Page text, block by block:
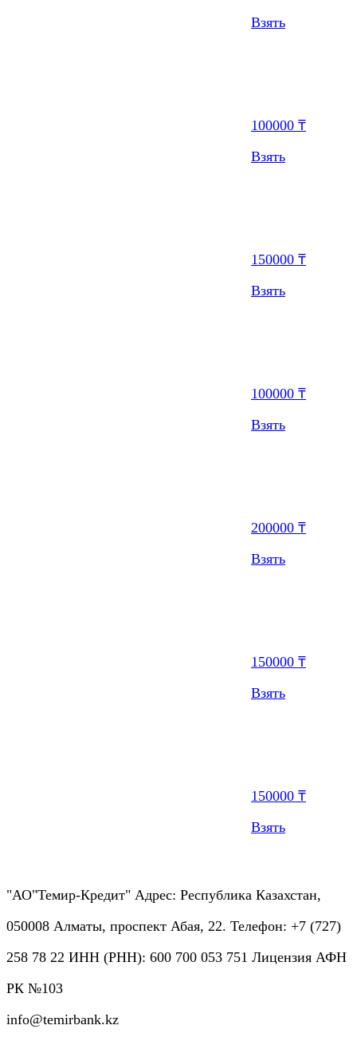
Взять
100000 ₸
Взять
150000 ₸
Взять
100000 ₸
Взять
200000 ₸
Взять
150000 ₸
Взять
150000 ₸
Взять
"АО"Темир-Кредит" Адрес: Республика Казахстан,
050008 Алматы, проспект Абая, 22. Телефон: +7 (727)
258 78 22 ИНН (РНН): 600 700 053 751 Лицензия АФН
РК №103
info@temirbank.kz